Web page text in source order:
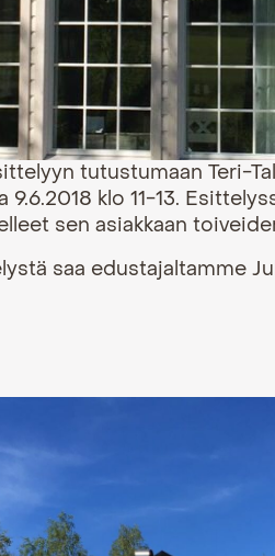
tutustumaan Teri-
9.6.2018 klo 11-13.
sen asiakkaan
saa edustajaltamme